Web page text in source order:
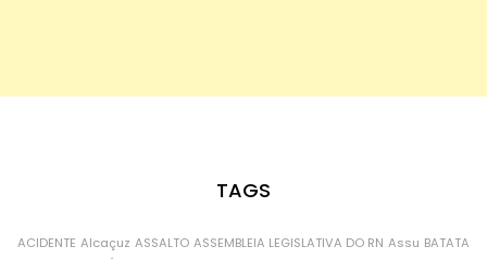
TAGS
ACIDENTE Alcaçuz ASSALTO ASSEMBLEIA LEGISLATIVA DO RN Assu BATATA